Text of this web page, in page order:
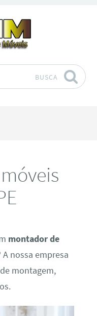
BUSCA
montador de
A nossa empresa
montagem,